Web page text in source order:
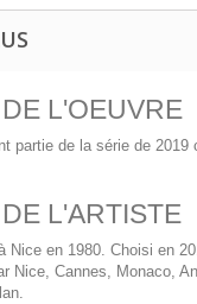
L'OEUVRE
partie de la série de
L'ARTISTE
Nice en 1980. Choisi en
Nice, Cannes, Monaco,